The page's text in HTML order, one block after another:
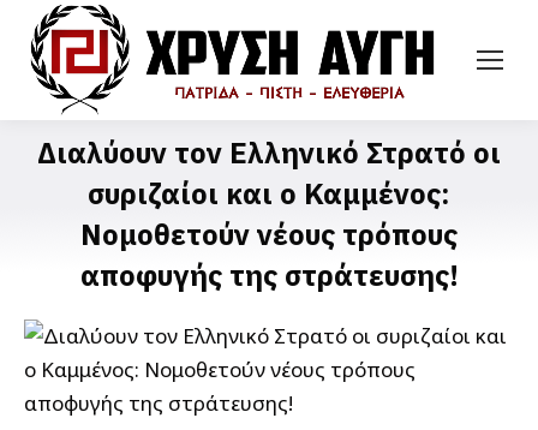
Διαλύουν τον Ελληνικό Στρατό οι
συριζαίοι και ο Καμμένος:
Νομοθετούν νέους τρόπους
αποφυγής της στράτευσης!